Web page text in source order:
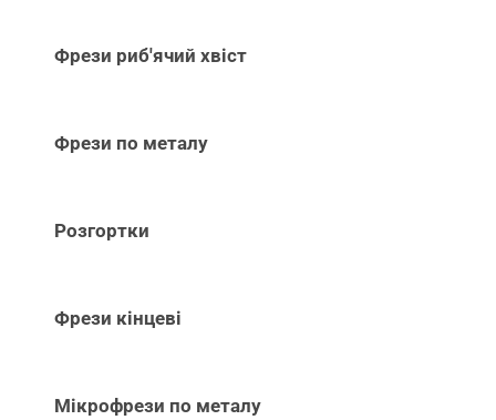
Фрези риб'ячий хвіст
Фрези по металу
Розгортки
Фрези кінцеві
Мікрофрези по металу